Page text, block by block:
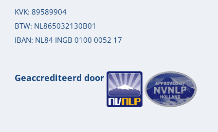
KVK: 89589904
BTW: NL865032130B01
IBAN: NL84 INGB 0100 0052 17
Geaccrediteerd door